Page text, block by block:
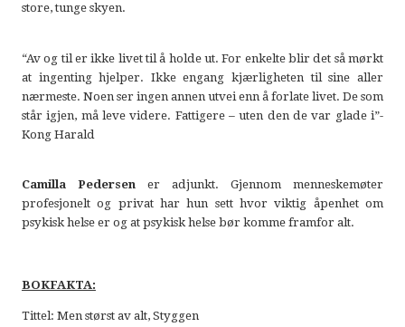
store, tunge skyen.
“Av og til er ikke livet til å holde ut. For enkelte blir det så mørkt
at ingenting hjelper. Ikke engang kjærligheten til sine aller
nærmeste. Noen ser ingen annen utvei enn å forlate livet. De som
står igjen, må leve videre. Fattigere – uten den de var glade i”-
Kong Harald
Camilla Pedersen er adjunkt. Gjennom menneskemøter
profesjonelt og privat har hun sett hvor viktig åpenhet om
psykisk helse er og at psykisk helse bør komme framfor alt.
BOKFAKTA:
Tittel: Men størst av alt, Styggen